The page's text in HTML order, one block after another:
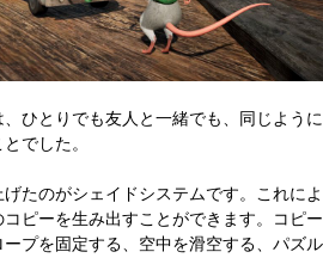
ひとりでも友人と一緒でも、同じように
でした。
たのがシェイドシステムです。これによ
ピーを生み出すことができます。コピー
プを固定する、空中を滑空する、パズル